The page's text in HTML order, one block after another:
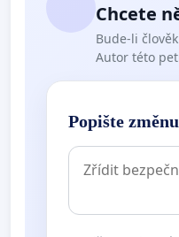
Chcete
Bude-li
Autor této
Popište